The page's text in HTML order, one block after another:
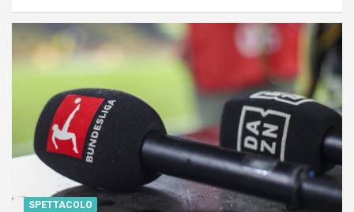
SPETTACOLO